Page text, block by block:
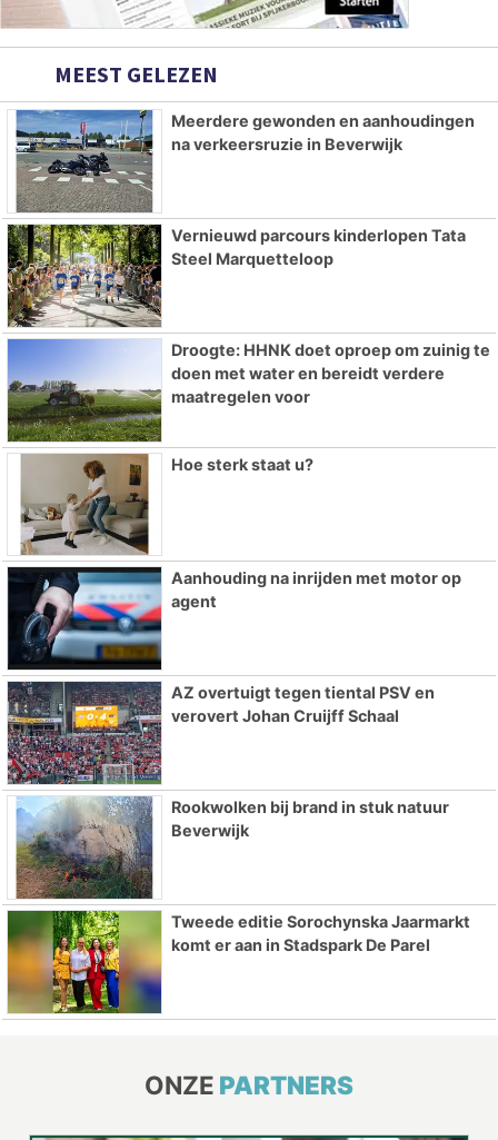
MEEST GELEZEN
Meerdere gewonden en aanhoudingen
na verkeersruzie in Beverwijk
Vernieuwd parcours kinderlopen Tata
Steel Marquetteloop
Droogte: HHNK doet oproep om zuinig te
doen met water en bereidt verdere
maatregelen voor
Hoe sterk staat u?
Aanhouding na inrijden met motor op
agent
AZ overtuigt tegen tiental PSV en
verovert Johan Cruijff Schaal
Rookwolken bij brand in stuk natuur
Beverwijk
Tweede editie Sorochynska Jaarmarkt
komt er aan in Stadspark De Parel
ONZE PARTNERS